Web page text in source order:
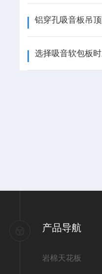
产品导航
岩棉天花板